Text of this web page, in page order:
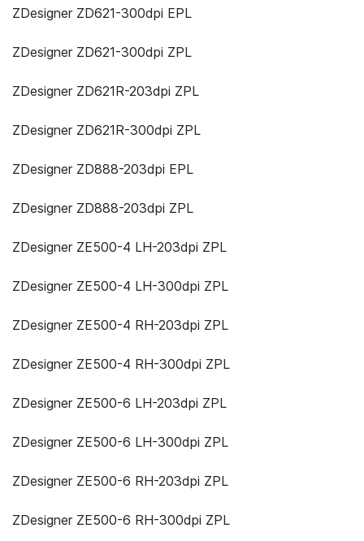
ZDesigner ZD621-300dpi EPL
ZDesigner ZD621-300dpi ZPL
ZDesigner ZD621R-203dpi ZPL
ZDesigner ZD621R-300dpi ZPL
ZDesigner ZD888-203dpi EPL
ZDesigner ZD888-203dpi ZPL
ZDesigner ZE500-4 LH-203dpi ZPL
ZDesigner ZE500-4 LH-300dpi ZPL
ZDesigner ZE500-4 RH-203dpi ZPL
ZDesigner ZE500-4 RH-300dpi ZPL
ZDesigner ZE500-6 LH-203dpi ZPL
ZDesigner ZE500-6 LH-300dpi ZPL
ZDesigner ZE500-6 RH-203dpi ZPL
ZDesigner ZE500-6 RH-300dpi ZPL